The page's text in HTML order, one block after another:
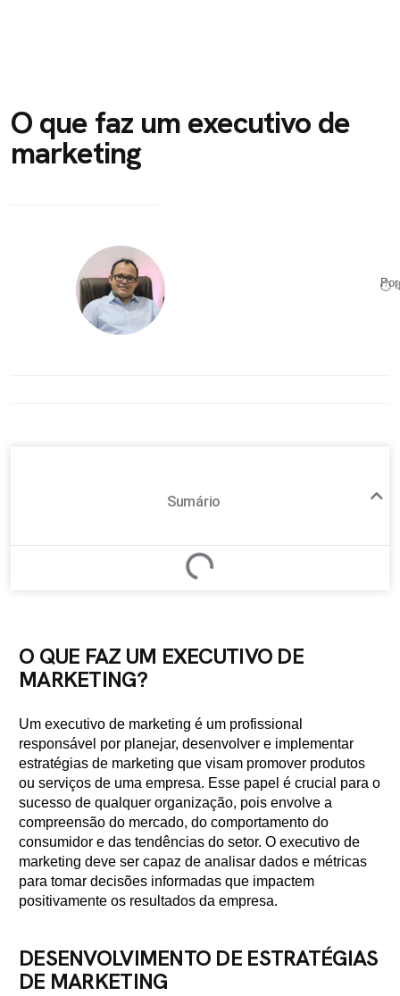
O que faz um executivo de
marketing
⏱
Sumário
O QUE FAZ UM EXECUTIVO DE
MARKETING?
Um executivo de marketing é um profissional
responsável por planejar, desenvolver e implementar
estratégias de marketing que visam promover produtos
ou serviços de uma empresa. Esse papel é crucial para o
sucesso de qualquer organização, pois envolve a
compreensão do mercado, do comportamento do
consumidor e das tendências do setor. O executivo de
marketing deve ser capaz de analisar dados e métricas
para tomar decisões informadas que impactem
positivamente os resultados da empresa.
DESENVOLVIMENTO DE ESTRATÉGIAS
DE MARKETING